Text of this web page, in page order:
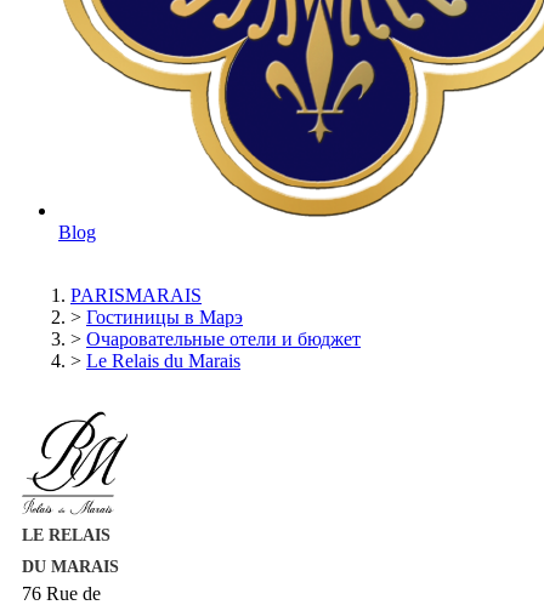
Blog
PARISMARAIS
> Гостиницы в Марэ
> Очаровательные отели и бюджет
> Le Relais du Marais
LE RELAIS
DU MARAIS
76 Rue de